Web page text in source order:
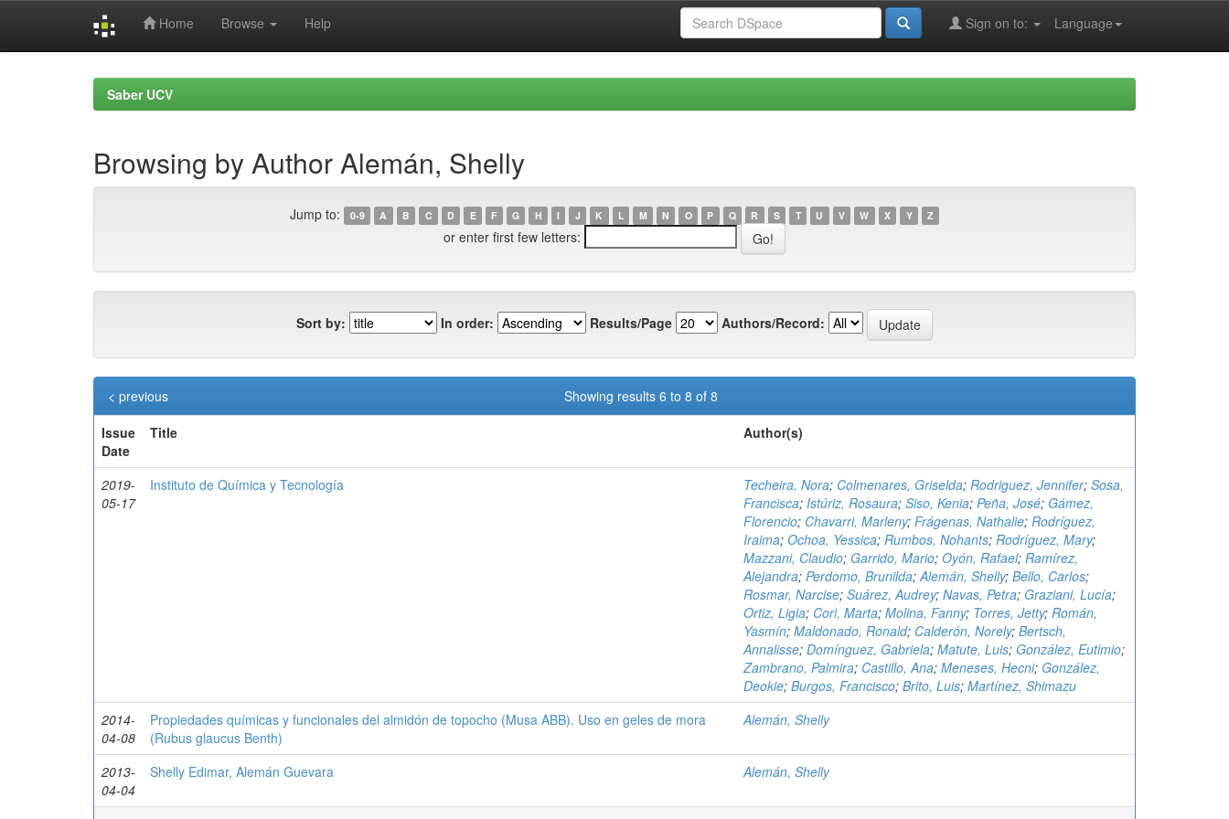
Home Browse Help Language
Sign on to:
Saber UCV
Browsing by Author Alemán, Shelly
Jump to: 0-9 A B C D E F G H I J K L M N O P Q R S T U V W X Y Z
or enter first few letters:
Sort by: In order: Results/Page Authors/Record:
Showing results 6 to 8 of 8
< previous
Issue
Date
Title Author(s)
2019-
05-17
Instituto de Química y Tecnología Techeira, Nora; Colmenares, Griselda; Rodriguez, Jennifer; Sosa,
Francisca; Istúriz, Rosaura; Siso, Kenia; Peña, José; Gámez,
Florencio; Chavarri, Marleny; Frágenas, Nathalie; Rodríguez,
Iraima; Ochoa, Yessica; Rumbos, Nohants; Rodríguez, Mary;
Mazzani, Claudio; Garrido, Mario; Oyón, Rafael; Ramírez,
Alejandra; Perdomo, Brunilda;Alemán, Shelly; Bello, Carlos;
Rosmar, Narcise; Suárez, Audrey; Navas, Petra; Graziani, Lucía;
Ortiz, Ligia; Cori, Marta; Molina, Fanny; Torres, Jetty; Román,
Yasmín; Maldonado, Ronald; Calderón, Norely; Bertsch,
Annalisse; Domínguez, Gabriela; Matute, Luis; González, Eutimio;
Zambrano, Palmira; Castillo, Ana; Meneses, Hecni; González,
Deokie; Burgos, Francisco; Brito, Luis; Martínez, Shimazu
2014-
04-08
Propiedades químicas y funcionales del almidón de topocho (Musa ABB). Uso en geles de mora
(Rubus glaucus Benth)
Alemán, Shelly
2013-
04-04
Shelly Edimar, Alemán Guevara Alemán, Shelly